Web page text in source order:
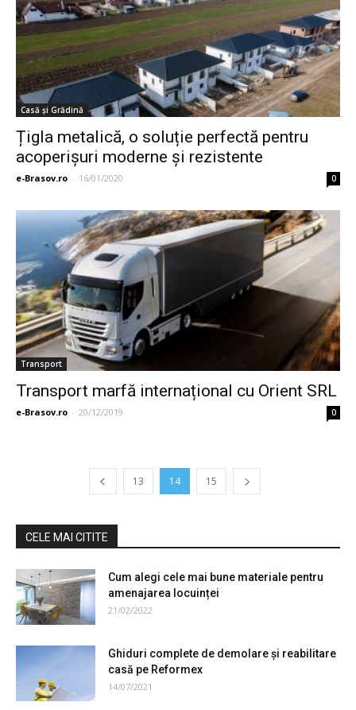
Casă și Grădină
Țigla metalică, o soluție perfectă pentru
acoperișuri moderne și rezistente
e-Brasov.ro - 16/01/2020 0
Transport
Transport marfă internațional cu Orient SRL
e-Brasov.ro - 20/12/2019 0
13 14 15
CELE MAI CITITE
Cum alegi cele mai bune materiale pentru
amenajarea locuinței
21/02/2022
Ghiduri complete de demolare şi reabilitare
casă pe Reformex
14/07/2021